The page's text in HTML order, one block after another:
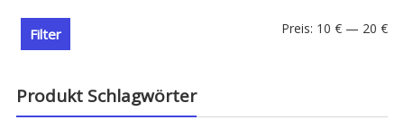
Filter Preis: 10 € — 20 €
Produkt Schlagwörter